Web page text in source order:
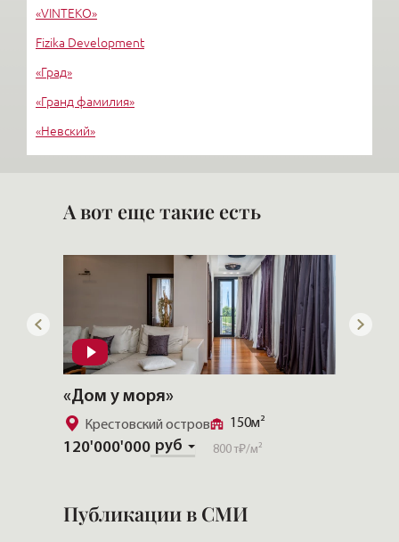
«VINTEKO»
Fizika Development
«Град»
«Гранд фамилия»
«Невский»
А вот еще такие есть
«Дом у моря»
120'000'000 руб 800 т₽/м²
150м²
Крестовский остров
Публикации в СМИ